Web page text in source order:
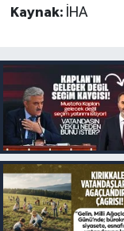
Kaynak: İHA